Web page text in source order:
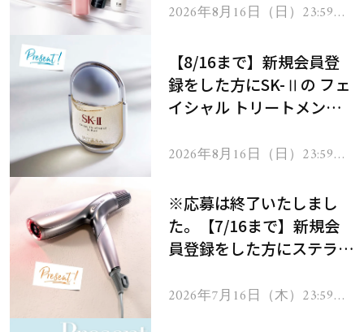
2026年8月16日（日）23:59ま
【8/16まで】新規会員登
録をした方にSK-Ⅱの フェ
イシャル トリートメント
2026年8月16日（日）23:59ま
※応募は終了いたしまし
た。【7/16まで】新規会
員登録をした方にステラボ
ヘアドライヤー ジュエル
2026年7月16日（木）23:59ま